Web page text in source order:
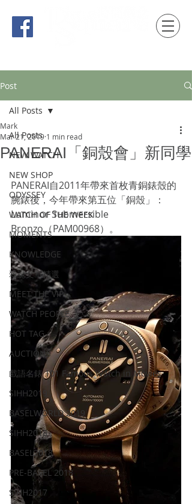
Post
All Posts
NEW WATCH
NEW SHOP
ODYSSEY
WATCH OF THE WEEK
MOMENTS
KNOWLEDGE
雜誌文章精選
MEET THE VIP
WATCH PEOPLE
HOT TAG
AUCTIONS
戲語名錶 101 Famous Watch in Movies
SIHH2019
BASELWORLD 2019
SIHH2018
BASEL2018
PRE-BASEL 2018
SIHH2017
All Posts
PANERAI「銅殼會」新同學
Mark
Mar 21, 2019 1 min read
PANERAI自2011年帶來首枚青銅錶殼的
腕錶後，今年帶來第五位「銅殼」：
Luminor Submersible
Bronzo（PAM00968）。